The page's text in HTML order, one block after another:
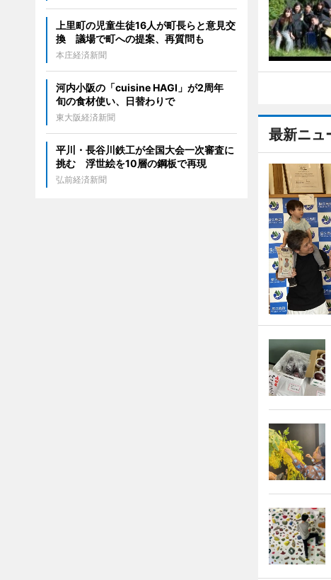
最新ニュ
上里町の児童生徒16人が町長らと意見交
換 議場で町への提案、再質問も
本庄経済新聞
河内小阪の「cuisine HAGI」が2周年
旬の食材使い、日替わりで
東大阪経済新聞
平川・長谷川鉄工が全国大会一次審査に
挑む 浮世絵を10層の鋼板で再現
弘前経済新聞